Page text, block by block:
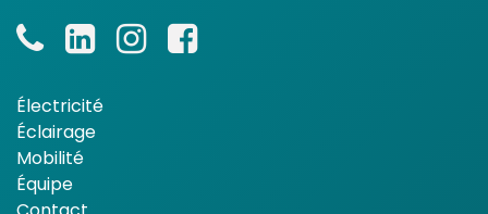
Électricité
Éclairage
Mobilité
Équipe